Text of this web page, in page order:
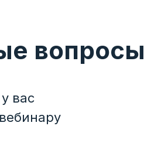
вопросы
вас